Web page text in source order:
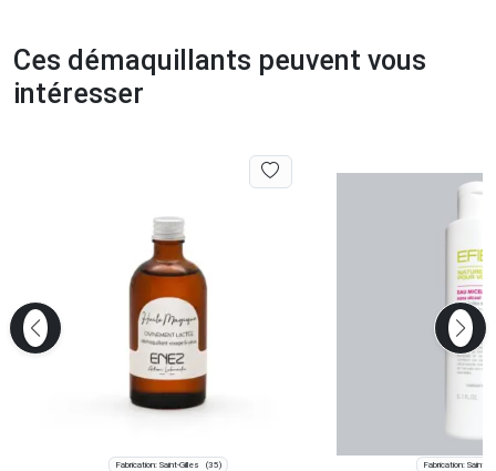
Ces démaquillants peuvent vous
intéresser
Fabrication: Saint-Gilles (35) Fabrication: Saint-